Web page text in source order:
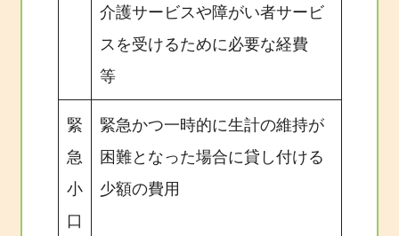
介護サービスや障がい者サービ
スを受けるために必要な経費
等
緊
急
小
口
緊急かつ一時的に生計の維持が
困難となった場合に貸し付ける
少額の費用